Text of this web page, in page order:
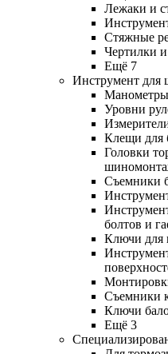
Лежаки и
Стяжные
Чертилки
Ещё 7
Инструмент для
Манометры
Уровни
Клещи для
Головки
Съемники
болтов и
Ключи для
Съемники
Ключи
Ещё 3